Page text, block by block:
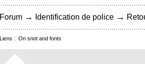
Forum → Identification de police →
Liens : On snot and fonts